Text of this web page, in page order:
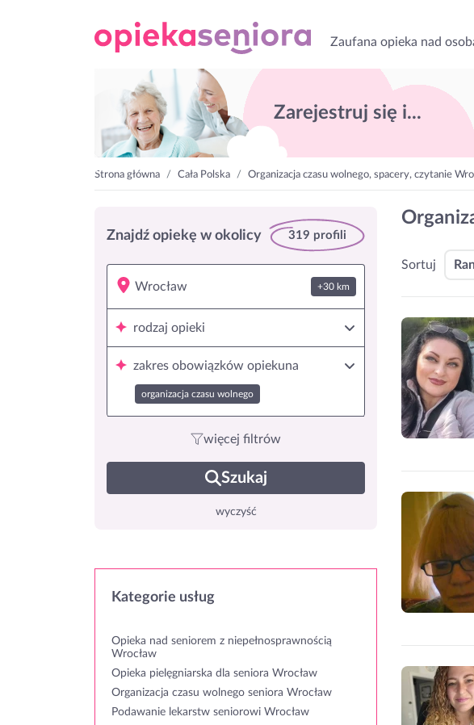
Zaufana opieka nad
Zarejestruj się i...
Strona główna Cała Polska Organizacja czasu wolnego, spacery, czytanie
Znajdź opiekę w okolicy 319 profili
+30 km
rodzaj opieki
zakres obowiązków opiekuna
organizacja czasu wolnego
więcej filtrów
Szukaj
wyczyść
Kategorie usług
Opieka nad seniorem z niepełnosprawnością
Wrocław
Opieka pielęgniarska dla seniora Wrocław
Organizacja czasu wolnego seniora Wrocław
Podawanie lekarstw seniorowi Wrocław
Sortuj